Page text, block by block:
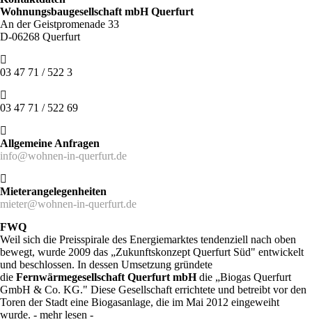
Wohnungsbaugesellschaft mbH Querfurt
An der Geistpromenade 33
D-06268 Querfurt
03 47 71 / 522 3
03 47 71 / 522 69
Allgemeine Anfragen
info@wohnen-in-querfurt.de
Mieterangelegenheiten
mieter@wohnen-in-querfurt.de
FWQ
Weil sich die Preisspirale des Energiemarktes tendenziell nach oben
bewegt, wurde 2009 das „Zukunftskonzept Querfurt Süd" entwickelt
und beschlossen. In dessen Umsetzung gründete
dieFernwärmegesellschaft Querfurt mbHdie „Biogas Querfurt
GmbH & Co. KG." Diese Gesellschaft errichtete und betreibt vor den
Toren der Stadt eine Biogasanlage, die im Mai 2012 eingeweiht
wurde. - mehr lesen -